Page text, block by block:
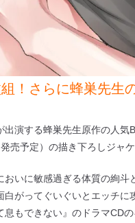
！さらに蜂巣先生
演する蜂巣先生原作の人
売予定）の描き下ろしジャケ
おいに敏感過ぎる体質の絢
白がってぐいぐいとエッチ
もできない』のドラマCD